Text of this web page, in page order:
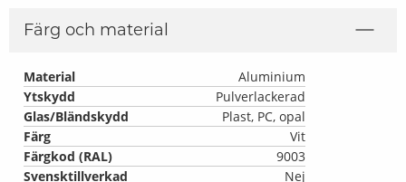
Färg och material
Material
Aluminium
Ytskydd
Pulverlackerad
Glas/Bländskydd
Plast, PC, opal
Färg
Vit
Färgkod (RAL)
9003
Svensktillverkad
Nej